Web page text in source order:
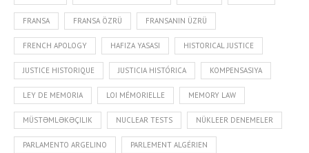
FRANSA FRANSA ÖZRÜ FRANSANIN ÜZRÜ
FRENCH APOLOGY HAFIZA YASASI HISTORICAL JUSTICE
JUSTICE HISTORIQUE JUSTICIA HISTÓRICA KOMPENSASIYA
LEY DE MEMORIA LOI MÉMORIELLE MEMORY LAW
MÜSTƏMLƏKƏÇILIK NUCLEAR TESTS NÜKLEER DENEMELER
PARLAMENTO ARGELINO PARLEMENT ALGÉRIEN